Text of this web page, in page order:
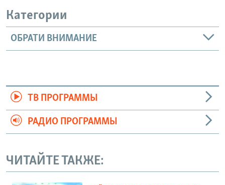
Категории
ОБРАТИ ВНИМАНИЕ
ТВ ПРОГРАММЫ
РАДИО ПРОГРАММЫ
ЧИТАЙТЕ ТАКЖЕ: